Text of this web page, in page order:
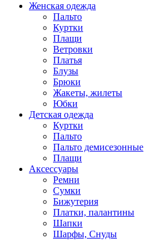
Женская одежда
Пальто
Куртки
Плащи
Ветровки
Платья
Блузы
Брюки
Жакеты, жилеты
Юбки
Детская одежда
Куртки
Пальто
Пальто демисезонные
Плащи
Аксессуары
Ремни
Сумки
Бижутерия
Платки, палантины
Шапки
Шарфы, Снуды